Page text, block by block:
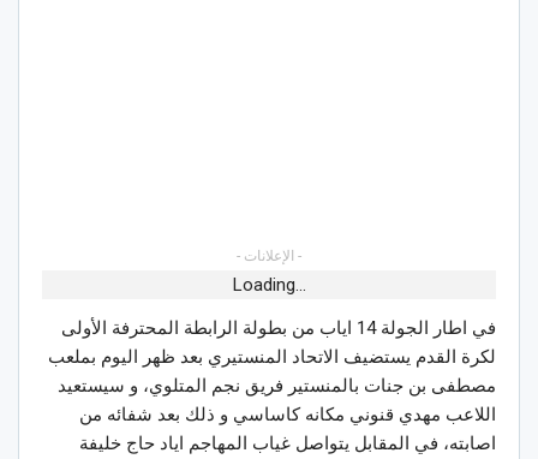
- الإعلانات -
Loading...
في اطار الجولة 14 اياب من بطولة الرابطة المحترفة الأولى
لكرة القدم يستضيف الاتحاد المنستيري بعد ظهر اليوم بملعب
مصطفى بن جنات بالمنستير فريق نجم المتلوي، و سيستعيد
اللاعب مهدي قنوني مكانه كاساسي و ذلك بعد شفائه من
اصابته، في المقابل يتواصل غياب المهاجم اياد حاج خليفة